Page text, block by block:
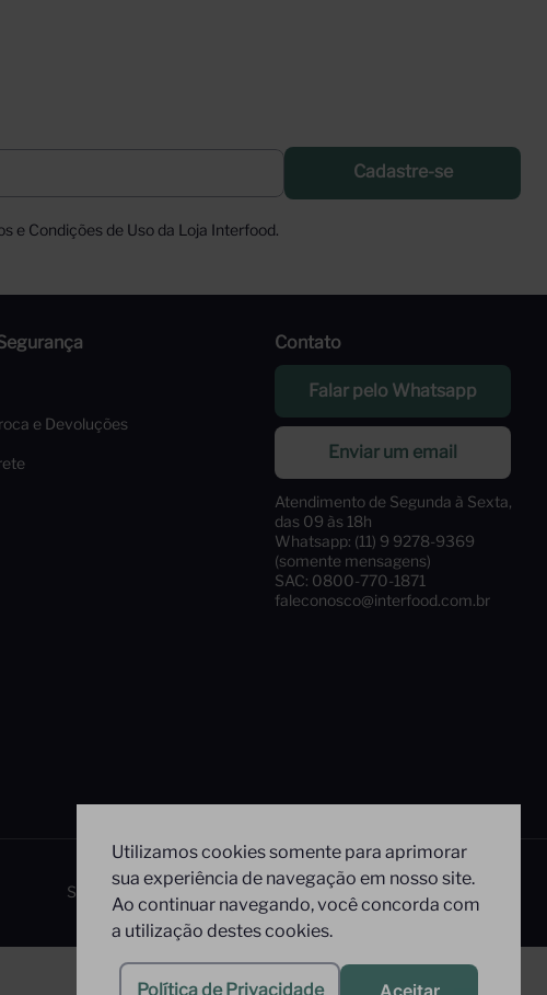
Utilizamos cookies somente para aprimorar
sua experiência de navegação em nosso site.
Ao continuar navegando, você concorda com
a utilização destes cookies.
Política de Privacidade Aceitar
Cadastre-se
e Condições de Uso da Loja Interfood.
e Devoluções
Contato
Falar pelo Whatsapp
Enviar um email
Atendimento de Segunda à Sexta,
das 09 às 18h
Whatsapp: (11) 9 9278-9369
(somente mensagens)
SAC: 0800-770-1871
faleconosco@interfood.com.br
Siga-nos Segurança